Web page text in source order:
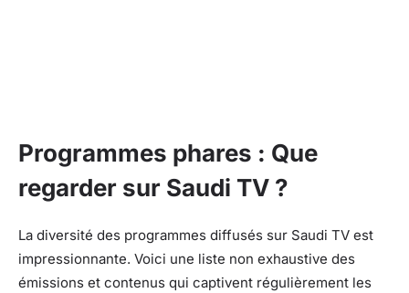
Programmes phares : Que
regarder sur Saudi TV ?
La diversité des programmes diffusés sur Saudi TV est
impressionnante. Voici une liste non exhaustive des
émissions et contenus qui captivent régulièrement les